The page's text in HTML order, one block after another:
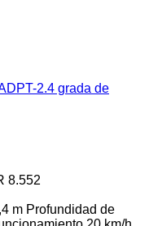
2.4 grada de
8.552
m Profundidad de